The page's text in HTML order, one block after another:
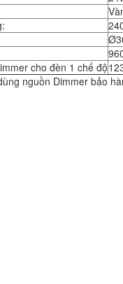
cho đèn 1 chế độ
nguồn Dimmer bảo